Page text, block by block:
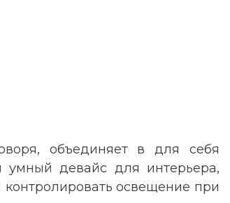
объединяет в для себя
умный девайс для интерьера,
освещение при